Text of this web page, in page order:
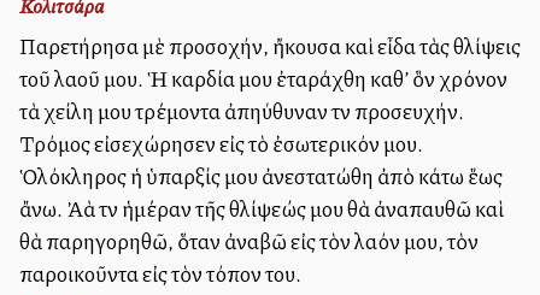
Παρετήρησα μὲ προσοχήν, ἤκουσα καὶ εἶδα τὰς θλίψεις
τοῦ λαοῦ μου. Ἡ καρδία μου ἐταράχθη καθ’ ὃν χρόνον
τὰ χείλη μου τρέμοντα ἀπηύθυναν τὴν προσευχήν.
Τρόμος εἰσεχώρησεν εἰς τὸ ἐσωτερικόν μου.
Ὁλόκληρος ἡ ὑπαρξίς μου ἀνεστατώθη ἀπὸ κάτω ἕως
ἄνω. Ἀλλὰ τὴν ἡμέραν τῆς θλίψεώς μου θὰ ἀναπαυθῶ καὶ
θὰ παρηγορηθῶ, ὅταν ἀναβῶ εἰς τὸν λαόν μου, τὸν
παροικοῦντα εἰς τὸν τόπον του.